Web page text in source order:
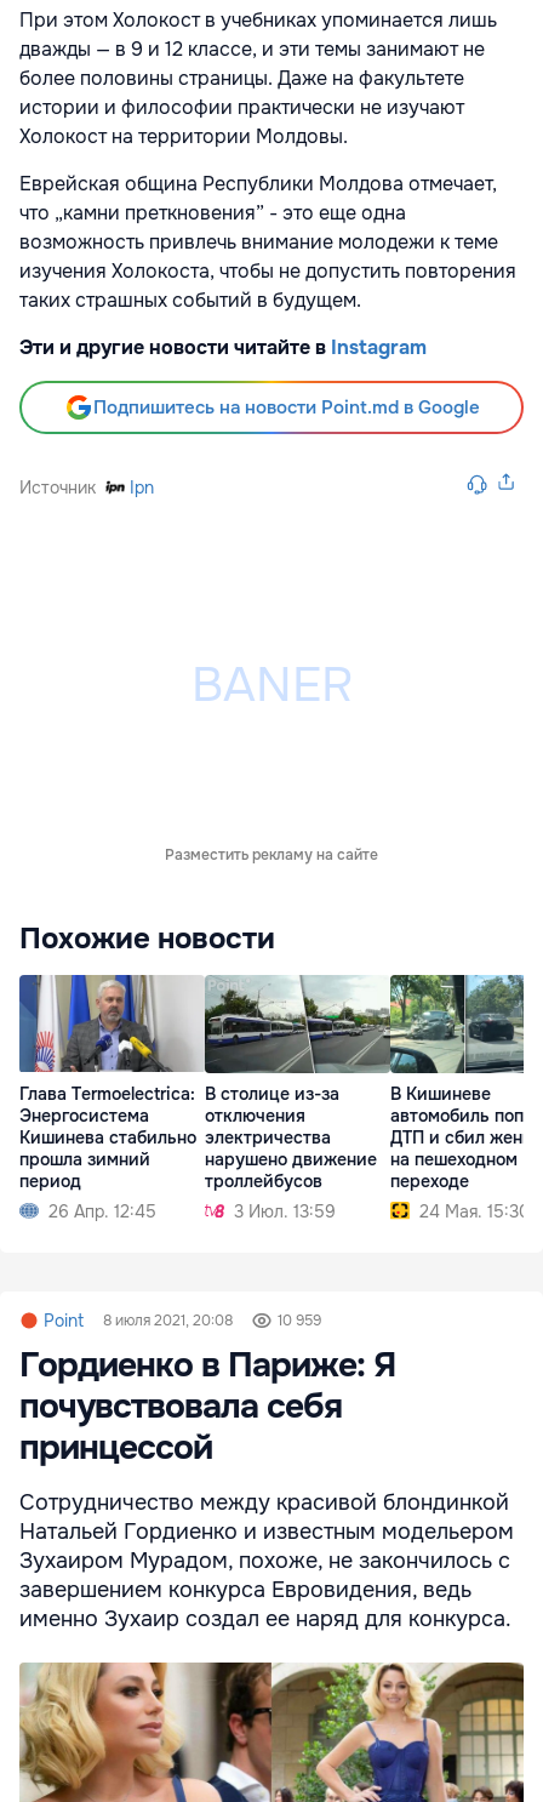
При этом Холокост в учебниках упоминается лишь
дважды — в 9 и 12 классе, и эти темы занимают не
более половины страницы. Даже на факультете
истории и философии практически не изучают
Холокост на территории Молдовы.
Еврейская община Республики Молдова отмечает,
что „камни преткновения” - это еще одна
возможность привлечь внимание молодежи к теме
изучения Холокоста, чтобы не допустить повторения
таких страшных событий в будущем.
Эти и другие новости читайте в Instagram
Подпишитесь на новости Point.md в Google
Источник Ipn
Разместить рекламу на сайте
Похожие новости
Глава Termoelectrica:
Энергосистема
Кишинева стабильно
прошла зимний
период
26 Апр. 12:45
В столице из-за
отключения
электричества
нарушено движение
троллейбусов
3 Июл. 13:59
В Кишиневе
автомобиль
ДТП и сбил
на пешеходном
переходе
24 Мая. 15:30
Point 8 июля 2021, 20:08 10 959
Гордиенко в Париже: Я
почувствовала себя
принцессой
Сотрудничество между красивой блондинкой
Натальей Гордиенко и известным модельером
Зухаиром Мурадом, похоже, не закончилось с
завершением конкурса Евровидения, ведь
именно Зухаир создал ее наряд для конкурса.